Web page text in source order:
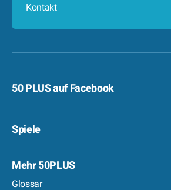
Kontakt
50 PLUS auf Facebook
Spiele
Mehr 50PLUS
Glossar